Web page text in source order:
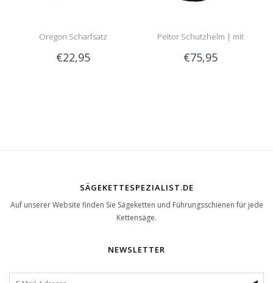
Oregon Scharfsatz
€22,95
Peltor Schutzhelm | mit
Optime 2 Gehörschutz und
€75,95
SÄGEKETTESPEZIALIST.DE
Auf unserer Website finden Sie Sägeketten und Führungsschienen für jede
Kettensäge.
NEWSLETTER